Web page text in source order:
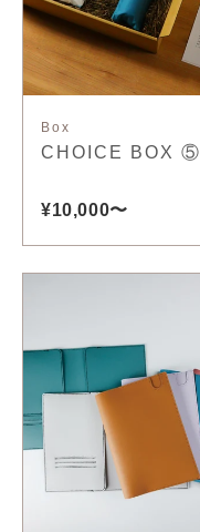
Box
CHOICE BOX ⑤
¥10,000〜